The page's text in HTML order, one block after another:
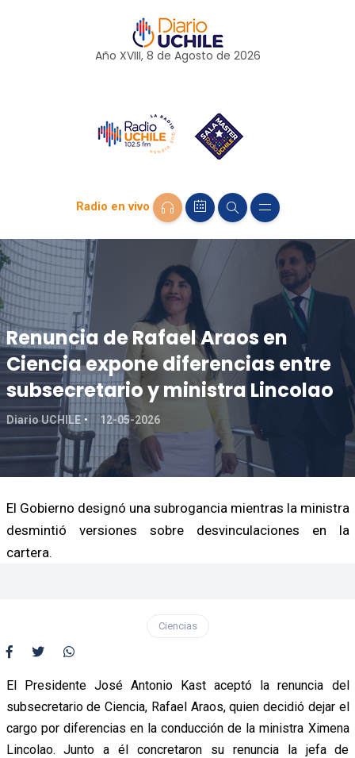
Año XVIII, 8 de Agosto de 2026
Radio en vivo
Renuncia de Rafael Araos en
Ciencia expone diferencias entre
subsecretario y ministra Lincolao
Diario UCHILE 12-05-2026
El Gobierno designó una subrogancia mientras la ministra
desmintió versiones sobre desvinculaciones en la
cartera.
Ciencias
El Presidente José Antonio Kast aceptó la renuncia del
subsecretario de Ciencia, Rafael Araos, quien decidió dejar el
cargo por diferencias en la conducción de la ministra Ximena
Lincolao. Junto a él concretaron su renuncia la jefa de